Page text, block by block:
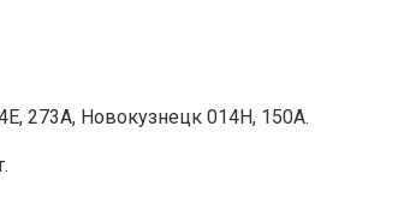
273А, Новокузнецк 014Н, 150А.